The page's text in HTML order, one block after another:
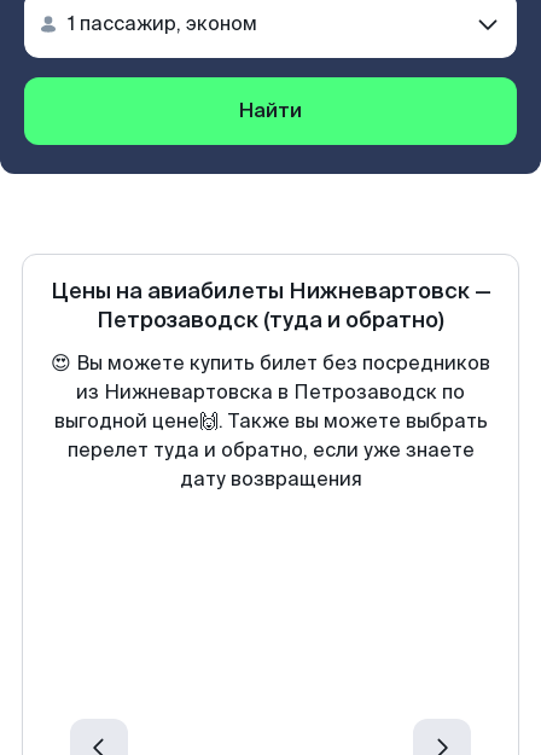
Найти
Цены на авиабилеты Нижневартовск—
Петрозаводск (туда и обратно)
😍 Вы можете купить билет без посредников
из Нижневартовска в Петрозаводск по
выгодной цене🙌. Также вы можете выбрать
перелет туда и обратно, если уже знаете
дату возвращения